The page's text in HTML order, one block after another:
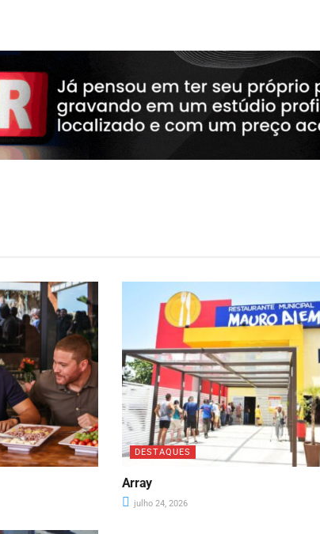
DESTAQUES
Array
julho 24, 2026